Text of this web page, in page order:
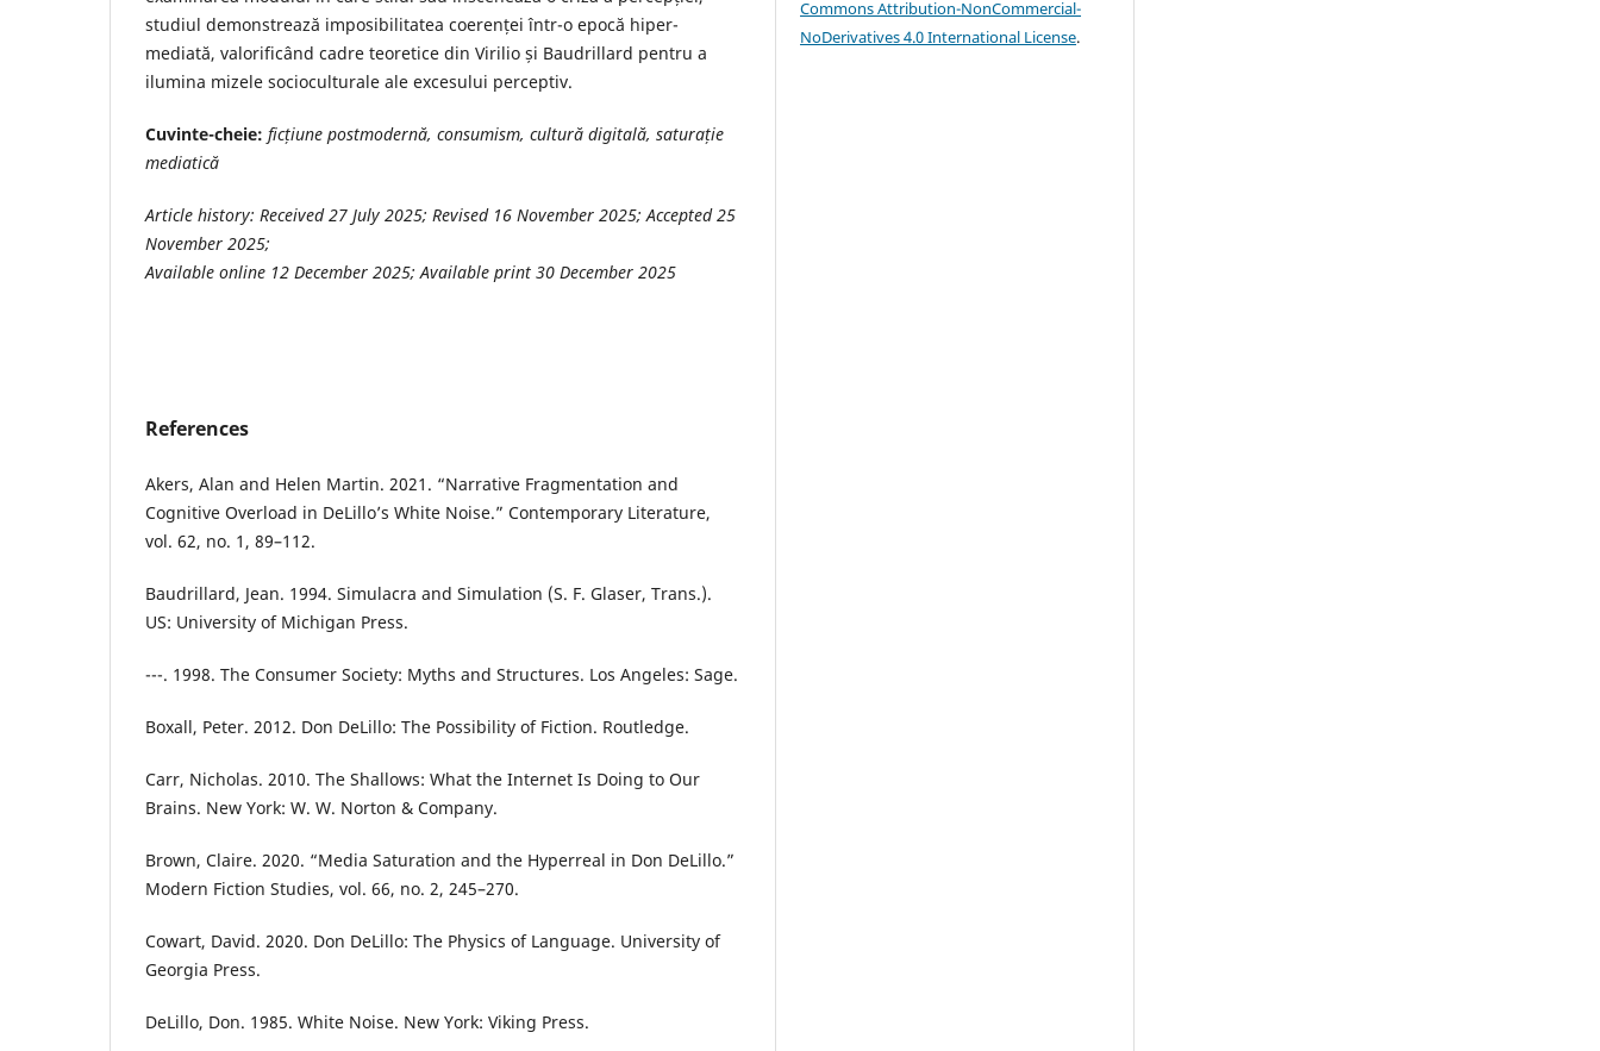
studiul demonstrează imposibilitatea coerenței într-o epocă hiper-
mediată, valorificând cadre teoretice din Virilio și Baudrillard pentru a
ilumina mizele socioculturale ale excesului perceptiv.
Cuvinte-cheie: ficțiune postmodernă, consumism, cultură digitală, saturație
mediatică
Article history: Received27 July 2025; Revised 16 November 2025; Accepted25
November 2025;
Available online 12 December 2025; Available print 30 December 2025
References
Akers, Alan and Helen Martin. 2021. “Narrative Fragmentation and
Cognitive Overload in DeLillo’s White Noise.” Contemporary Literature,
vol. 62, no. 1, 89–112.
Baudrillard, Jean. 1994. Simulacra and Simulation (S. F. Glaser, Trans.).
US: University of Michigan Press.
---. 1998. The Consumer Society: Myths and Structures. Los Angeles: Sage.
Boxall, Peter. 2012. Don DeLillo: The Possibility of Fiction. Routledge.
Carr, Nicholas. 2010. The Shallows: What the Internet Is Doing to Our
Brains. New York: W. W. Norton & Company.
Brown, Claire. 2020. “Media Saturation and the Hyperreal in Don DeLillo.”
Modern Fiction Studies, vol. 66, no. 2, 245–270.
Cowart, David. 2020. Don DeLillo: The Physics of Language. University of
Georgia Press.
DeLillo, Don. 1985. White Noise. New York: Viking Press.
Commons Attribution-NonCommercial-
NoDerivatives 4.0 International License.